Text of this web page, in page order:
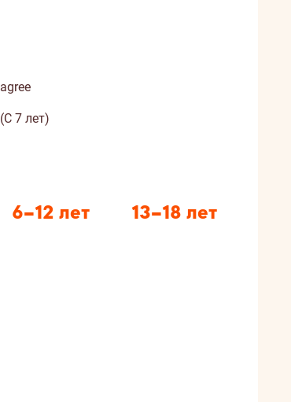
agree
(С 7 лет)
6–12 лет 13–18 лет